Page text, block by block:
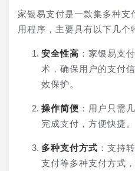
家银易支付是一款集多种支
用程序，主要具有以下几个
安全性高 ：家银易支
术，确保用户的支付
效保护。
操作简便 ：用户只需
完成支付，方便快捷。
多种支付方式 ：支持
支付等多种支付方式